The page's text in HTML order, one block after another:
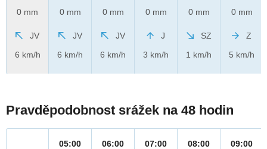
0 mm
JV
6 km/h
0 mm
JV
6 km/h
0 mm
JV
6 km/h
0 mm
J
3 km/h
0 mm
SZ
1 km/h
0 mm
Z
5 km/h
Pravděpodobnost srážek na 48 hodin
05:00
06:00
07:00
08:00
09:00